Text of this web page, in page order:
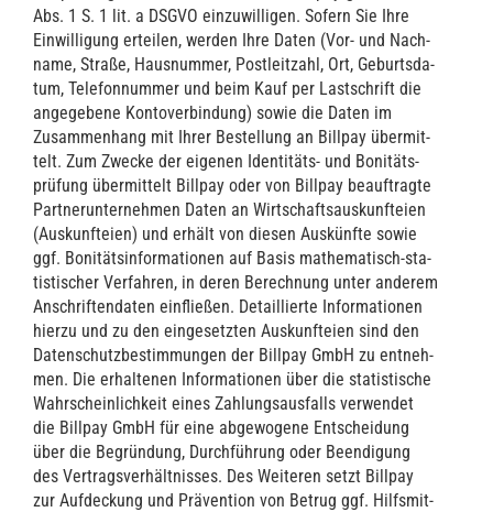
Abs. 1 S. 1 lit. a DSGVO ein­zu­wil­li­gen. Sofern Sie Ihre
Ein­wil­li­gung ertei­len, wer­den Ihre Daten (Vor- und Nach­
na­me, Stra­ße, Haus­num­mer, Post­leit­zahl, Ort, Geburts­da­
tum, Tele­fon­num­mer und beim Kauf per Last­schrift die
ange­ge­be­ne Kon­to­ver­bin­dung) sowie die Daten im
Zusam­men­hang mit Ihrer Bestel­lung an Bill­pay über­mit­
telt. Zum Zwe­cke der eige­nen Iden­ti­täts- und Boni­täts­
prü­fung über­mit­telt Bill­pay oder von Bill­pay beauf­trag­te
Part­ner­un­ter­neh­men Daten an Wirt­schafts­aus­kunftei­en
(Aus­kunftei­en) und erhält von die­sen Aus­künf­te sowie
ggf. Boni­täts­in­for­ma­tio­nen auf Basis mathe­ma­tisch-sta­
tis­ti­scher Ver­fah­ren, in deren Berech­nung unter ande­rem
Anschrif­ten­da­ten ein­flie­ßen. Detail­lier­te Infor­ma­tio­nen
hier­zu und zu den ein­ge­setz­ten Aus­kunftei­en sind den
Daten­schutz­be­stim­mun­gen der Bill­pay GmbH zu ent­neh­
men. Die erhal­te­nen Infor­ma­tio­nen über die sta­tis­ti­sche
Wahr­schein­lich­keit eines Zah­lungs­aus­falls ver­wen­det
die Bill­pay GmbH für eine abge­wo­ge­ne Ent­schei­dung
über die Begrün­dung, Durch­füh­rung oder Been­di­gung
des Ver­trags­ver­hält­nis­ses. Des Wei­te­ren setzt Bill­pay
zur Auf­de­ckung und Prä­ven­ti­on von Betrug ggf. Hilfs­mit­